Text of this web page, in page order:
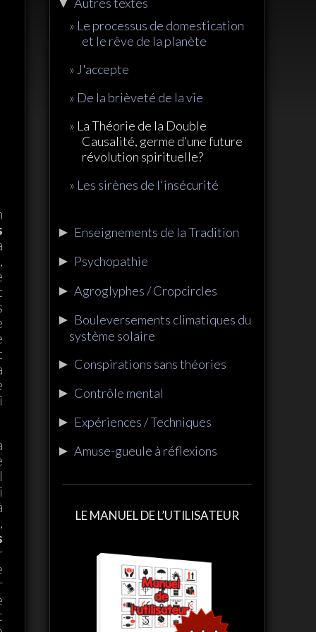
Le processus de domestication
et le rêve de la planète
J'accepte
De la brièveté de la vie
La Théorie de la Double
Causalité, germe d’une future
révolution spirituelle?
Les sirènes de l'insécurité
► Enseignements de la Tradition
► Psychopathie
► Agroglyphes / Cropcircles
► Bouleversements climatiques du
système solaire
► Conspirations sans théories
► Contrôle mental
► Expériences / Techniques
► Amuse-gueule à réflexions
LE MANUEL DE L’UTILISATEUR